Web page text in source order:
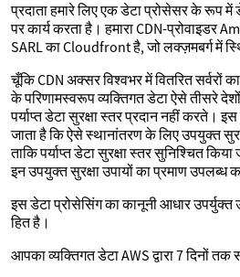
प्रदाता हमारे लिए एक डेटा प्रोसेसर के रूप
पर कार्य करता है। हमारा CDN-प्रोवाइडर
SARL का Cloudfront है, जो लक्ज़मबर्ग में
चूँकि CDN अक्सर विश्वभर में वितरित सर्वरों
के परिणामस्वरूप व्यक्तिगत डेटा ऐसे तीसरे
पर्याप्त डेटा सुरक्षा स्तर प्रदान नहीं करते।
जाता है कि ऐसे स्थानांतरण के लिए उपयुक्त
ताकि पर्याप्त डेटा सुरक्षा स्तर सुनिश्चित
इन उपयुक्त सुरक्षा उपायों का प्रमाण उपलब्ध
इस डेटा प्रोसेसिंग का कानूनी आधार उपर्युक्त
हित है।
आपका व्यक्तिगत डेटा AWS द्वारा 7 दिनों तक